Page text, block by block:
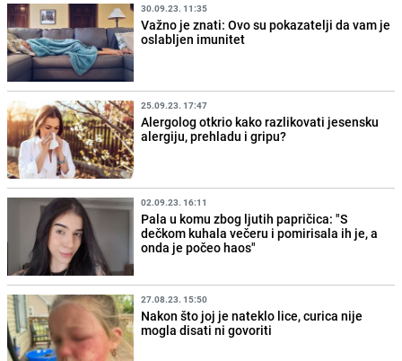
30.09.23. 11:35
Važno je znati: Ovo su pokazatelji da vam je
oslabljen imunitet
25.09.23. 17:47
Alergolog otkrio kako razlikovati jesensku
alergiju, prehladu i gripu?
02.09.23. 16:11
Pala u komu zbog ljutih papričica: "S
dečkom kuhala večeru i pomirisala ih je, a
onda je počeo haos"
27.08.23. 15:50
Nakon što joj je nateklo lice, curica nije
mogla disati ni govoriti